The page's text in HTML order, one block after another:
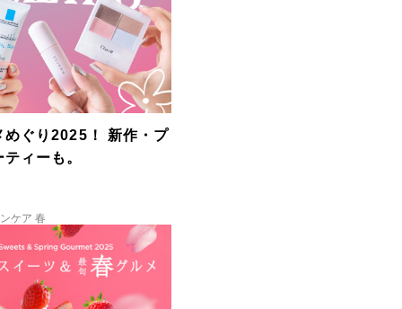
めぐり2025！ 新作・プ
ィーも。
ケア 春